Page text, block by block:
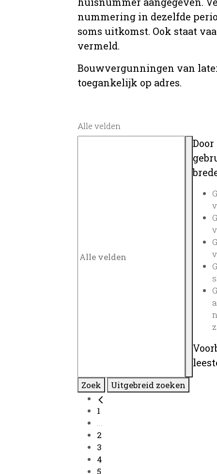
nummering in dezelfde
soms uitkomst. Ook staat
vermeld.
Bouwvergunningen van
toegankelijk op adres.
Alle velden
Zoek Uitgebreid zoeken
1
...
2
3
4
5